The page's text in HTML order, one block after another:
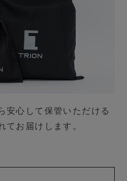
安心して保管いただける
お届けします。